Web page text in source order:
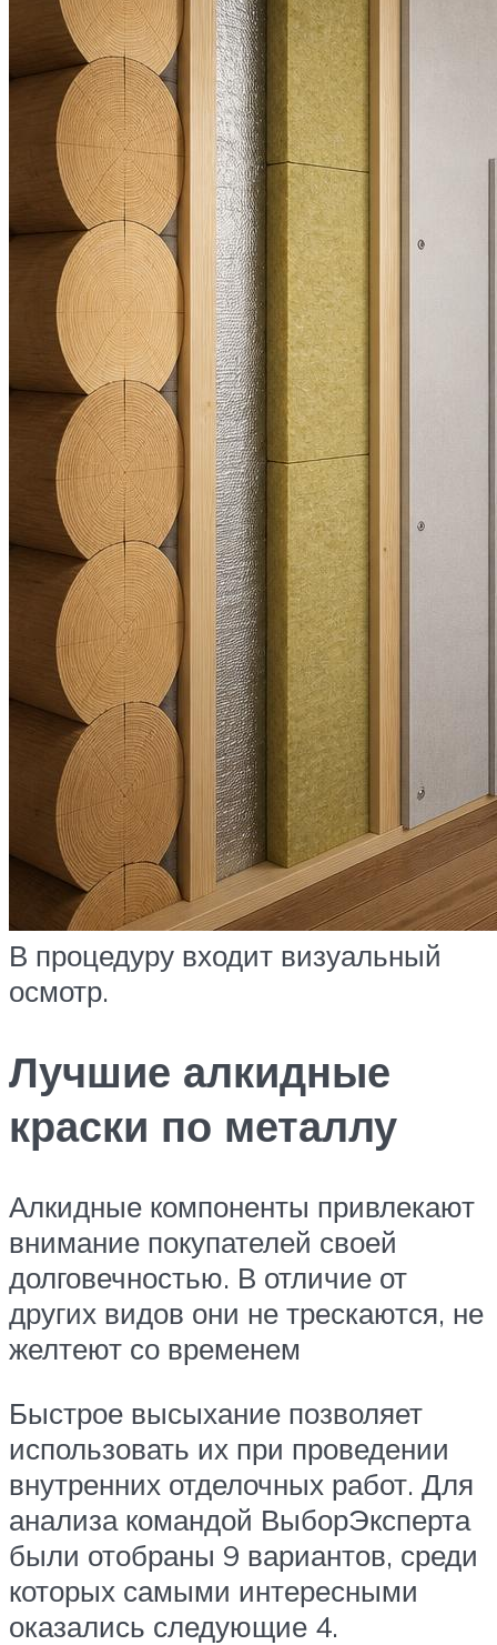
В процедуру входит визуальный
осмотр.
Лучшие алкидные
краски по металлу
Алкидные компоненты привлекают
внимание покупателей своей
долговечностью. В отличие от
других видов они не трескаются, не
желтеют со временем
Быстрое высыхание позволяет
использовать их при проведении
внутренних отделочных работ. Для
анализа командой ВыборЭксперта
были отобраны 9 вариантов, среди
которых самыми интересными
оказались следующие 4.